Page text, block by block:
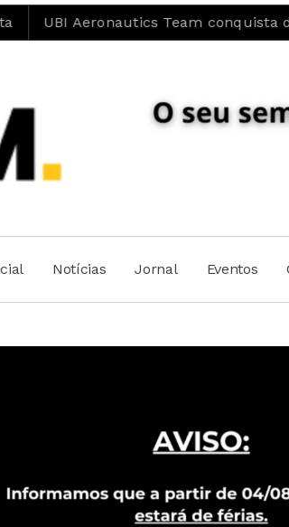
Team conquista dois
Notícias Jornal Eventos